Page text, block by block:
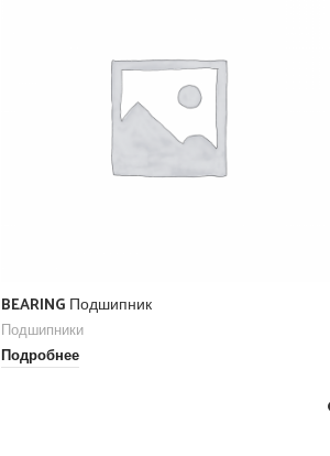
BEARING Подшипник
Подшипники
Подробнее